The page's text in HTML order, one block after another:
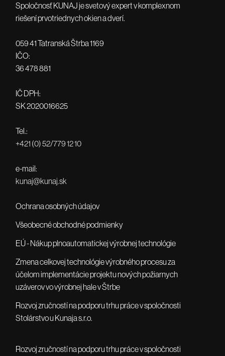
Spoločnosť KUNAJ je svetový expert v komplexnom
riešení prvotriednych okien a dverí.
059 41 Tatranská Štrba 1169
IČO:
36 478 881
IČ DPH:
SK 2020016625
Tel.:
+421 (0) 52/779 12 10
e-mail:
kunaj@kunaj.sk
Ochrana osobných údajov
Všeobecné obchodné podmienky
EÚ - Nákup plnoautomatickej výrobnej technológie
Zmena celkovej technológie výrobného procesu za
účelom implementácie projektu nových požiarnych
uzáverov vo výrobnej hale v Štrbe
Rozvoj zručností na podporu trhu práce v spoločnosti
Stolárstvo u Kunaja s.r.o.
Rozvoj zručností na podporu trhu práce v spoločnosti